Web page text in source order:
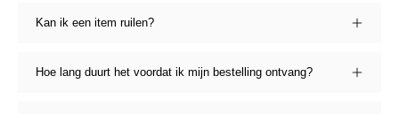
Kan ik een item ruilen?
Hoe lang duurt het voordat ik mijn bestelling ontvang?